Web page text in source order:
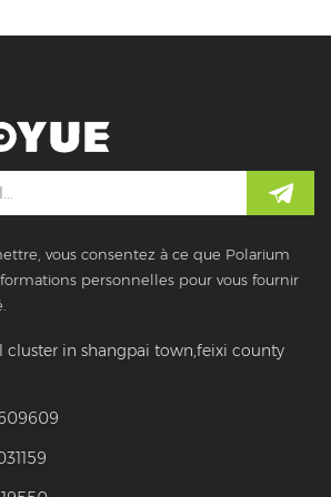
vous consentez à ce que Polarium
personnelles pour vous fournir
cluster in shangpai town,feixi county